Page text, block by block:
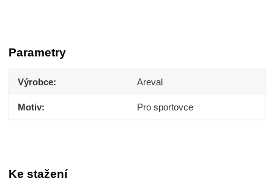
Parametry
Výrobce Areval
Motiv Pro sportovce
Ke stažení